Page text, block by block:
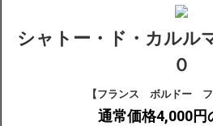
シャトー・ド・カル
０
【フランス ボルドー フ
通常価格4,000円